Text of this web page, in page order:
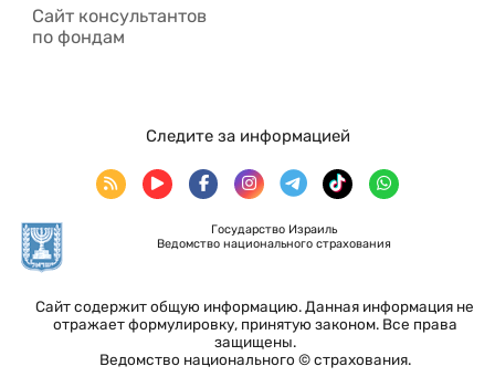
Сайт консультантов
по фондам
Государство Израиль
Ведомство национального страхования
Сайт содержит общую информацию. Данная информация не
отражает формулировку, принятую законом. Все права
защищены.
Ведомство национального © страхования.
Следите за информацией